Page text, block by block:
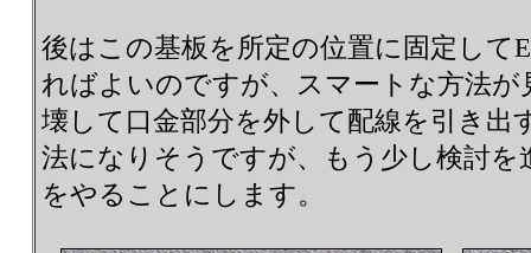
後はこの基板を所定の位置に固定して
ればよいのですが、スマートな方法
壊して口金部分を外して配線を引き出
法になりそうですが、もう少し検討を
をやることにします。